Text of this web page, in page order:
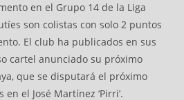
en el Grupo 14 de la Liga
son colistas con solo 2 puntos
El club ha publicados en sus
cartel anunciado su próximo
que se disputará el próximo
el José Martínez ‘Pirri’.